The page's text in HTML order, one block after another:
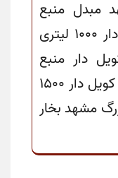
مشهد مبدل منبع
کویل دار قیمت منبع کویل دار 1000 لیتری
دار منبع
کویل دار چیست قیمت منبع کویل دار 1500
مشهد بخار